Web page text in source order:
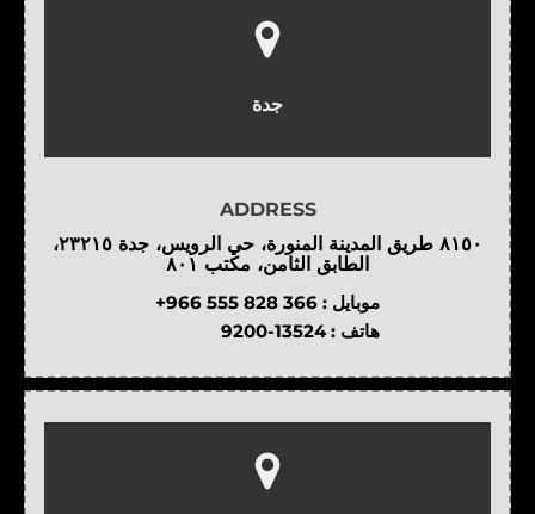
جدة
ADDRESS
٨١٥٠ طريق المدينة المنورة، حي الرويس، جدة ٢٣٢١٥،
الطابق الثامن، مكتب ٨٠١
موبايل : +966 555 828 366
هاتف : 9200-13524